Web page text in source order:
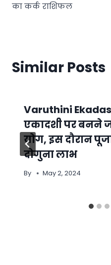
का कर्क राशिफल
Similar Posts
Varuthini
एकादशी पर बनने
योग, इस दौरान
दोगुना लाभ
By May 2, 2024